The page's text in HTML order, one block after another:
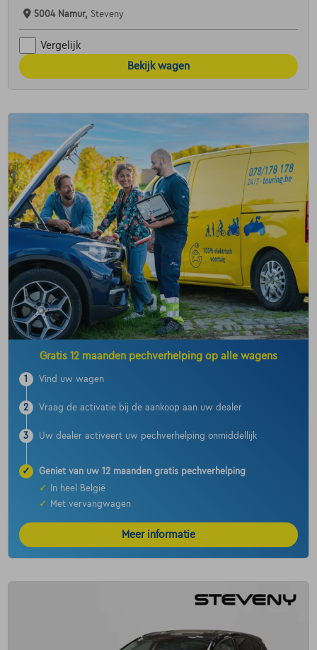
5004 Namur, Steveny
Vergelijk
Bekijk wagen
Gratis 12 maanden pechverhelping op alle wagens
1 Vind uw wagen
2 Vraag de activatie bij de aankoop aan uw dealer
3 Uw dealer activeert uw pechverhelping onmiddellijk
✓
Geniet van uw 12 maanden gratis pechverhelping
✓
In heel België
✓
Met vervangwagen
Meer informatie